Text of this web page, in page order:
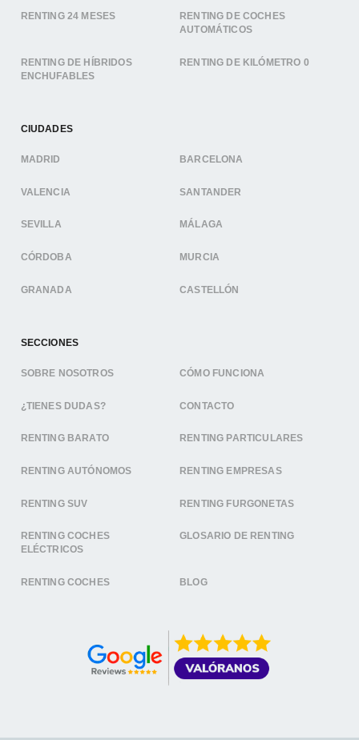
RENTING 24 MESES
RENTING DE COCHES
AUTOMÁTICOS
RENTING DE HÍBRIDOS
ENCHUFABLES
RENTING DE KILÓMETRO 0
CIUDADES
MADRID BARCELONA
VALENCIA SANTANDER
SEVILLA MÁLAGA
CÓRDOBA MURCIA
GRANADA CASTELLÓN
SECCIONES
SOBRE NOSOTROS CÓMO FUNCIONA
¿TIENES DUDAS? CONTACTO
RENTING BARATO RENTING PARTICULARES
RENTING AUTÓNOMOS RENTING EMPRESAS
RENTING SUV RENTING FURGONETAS
RENTING COCHES
ELÉCTRICOS
GLOSARIO DE RENTING
RENTING COCHES BLOG